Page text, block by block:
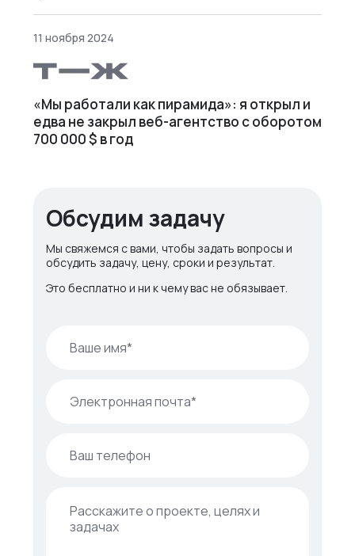
11 ноября 2024
«Мы работали как пирамида»: я открыл и
едва не закрыл веб⁠-⁠агентство с оборотом
700 000 $ в год
Обсудим задачу
Мы свяжемся с вами, чтобы задать вопросы и
обсудить задачу, цену, сроки и результат.
Это бесплатно и ни к чему вас не обязывает.